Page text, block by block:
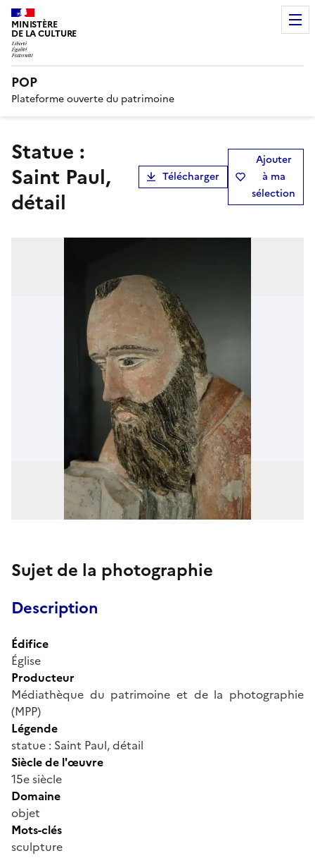
MINISTÈRE
DE LA CULTURE
POP
Plateforme ouverte du patrimoine
statue :
Saint Paul,
détail
Télécharger
Ajouter
à ma
sélection
Sujet de la photographie
Description
Édifice
Église
Producteur
Médiathèque du patrimoine et de la photographie
(MPP)
Légende
statue : Saint Paul, détail
Siècle de l'œuvre
15e siècle
Domaine
objet
Mots-clés
sculpture